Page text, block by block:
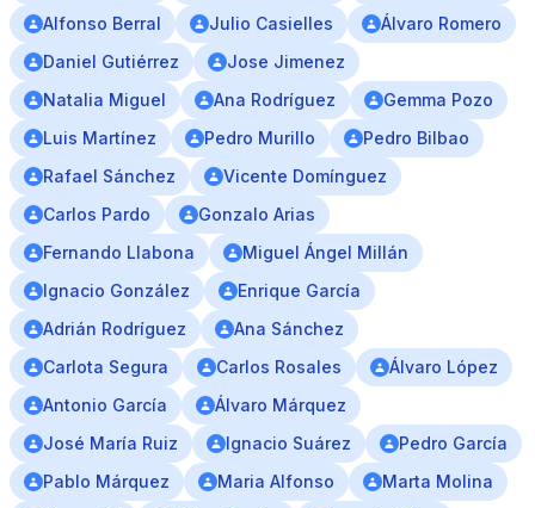
Alfonso Berral Julio Casielles
Álvaro Romero
Daniel Gutiérrez
Jose Jimenez
Natalia Miguel
Ana Rodríguez
Gemma Pozo
Luis Martínez
Pedro Murillo
Pedro Bilbao
Rafael Sánchez
Vicente Domínguez
Carlos Pardo
Gonzalo Arias
Fernando Llabona
Miguel Ángel Millán
Ignacio González
Enrique García
Adrián Rodríguez
Ana Sánchez
Carlota Segura
Carlos Rosales
Álvaro López
Antonio García
Álvaro Márquez
José María Ruiz
Ignacio Suárez
Pedro García
Pablo Márquez
Maria Alfonso
Marta Molina